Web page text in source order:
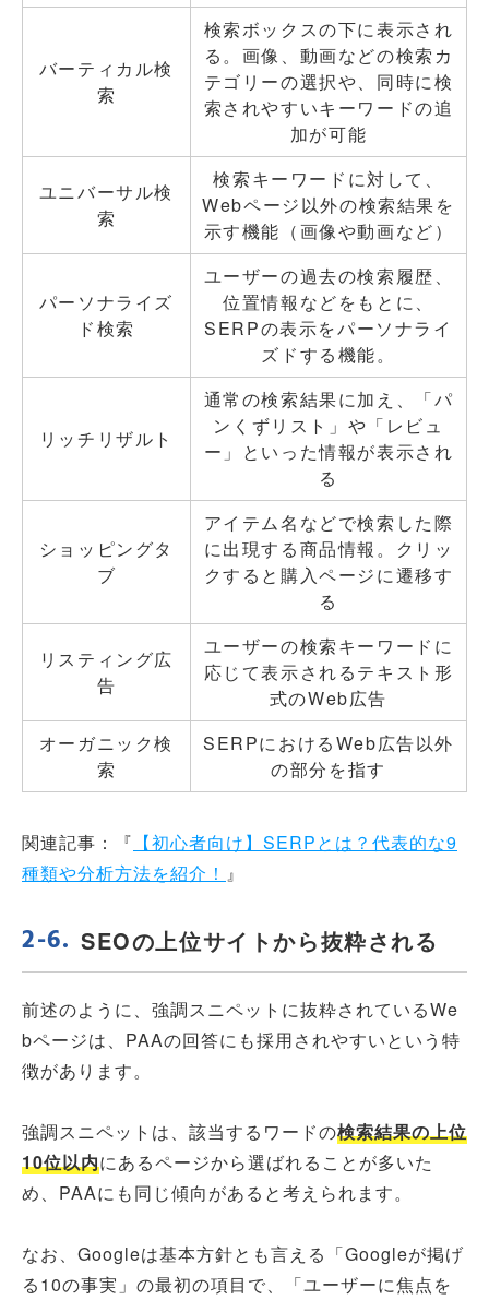
バーティカル検
索
検索ボックスの下に表示され
る。画像、動画などの検索カ
テゴリーの選択や、同時に検
索されやすいキーワードの追
加が可能
ユニバーサル検
索
検索キーワードに対して、
Webページ以外の検索結果を
示す機能（画像や動画など）
パーソナライズ
ド検索
ユーザーの過去の検索履歴、
位置情報などをもとに、
SERPの表示をパーソナライ
ズドする機能。
リッチリザルト
通常の検索結果に加え、「パ
ンくずリスト」や「レビュ
ー」といった情報が表示され
る
ショッピングタ
ブ
アイテム名などで検索した際
に出現する商品情報。クリッ
クすると購入ページに遷移す
る
リスティング広
告
ユーザーの検索キーワードに
応じて表示されるテキスト形
式のWeb広告
オーガニック検
索
SERPにおけるWeb広告以外
の部分を指す
関連記事：『 【初心者向け】SERPとは？代表的な9
種類や分析方法を紹介！ 』
SEOの上位サイトから抜粋される
前述のように、強調スニペットに抜粋されているWe
bページは、PAAの回答にも採用されやすいという特
徴があります。
強調スニペットは、該当するワードの検索結果の上位
10位以内にあるページから選ばれることが多いた
め、PAAにも同じ傾向があると考えられます。
なお、Googleは基本方針とも言える「Googleが掲げ
る10の事実」の最初の項目で、「ユーザーに焦点を